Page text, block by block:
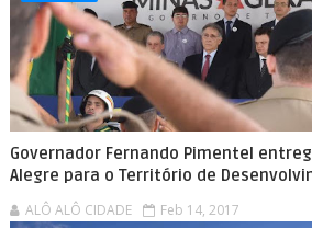
Governador Fernando Pimentel
Alegre para o Território de
ALÔ ALÔ CIDADE Feb 14, 2017